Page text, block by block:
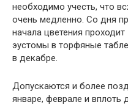
необходимо учесть, что
очень медленно. Со дня
начала цветения
эустомы в торфяные
в декабре.
Допускаются и более
январе, феврале и вплоть